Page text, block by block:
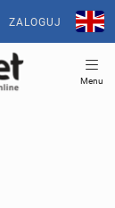
ZALOGUJ
Menu